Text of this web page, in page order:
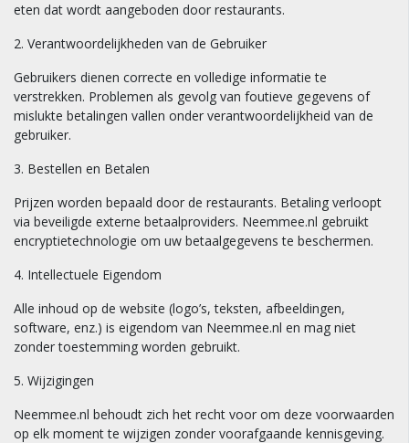
eten dat wordt aangeboden door restaurants.
2. Verantwoordelijkheden van de Gebruiker
Gebruikers dienen correcte en volledige informatie te
verstrekken. Problemen als gevolg van foutieve gegevens of
mislukte betalingen vallen onder verantwoordelijkheid van de
gebruiker.
3. Bestellen en Betalen
Prijzen worden bepaald door de restaurants. Betaling verloopt
via beveiligde externe betaalproviders. Neemmee.nl gebruikt
encryptietechnologie om uw betaalgegevens te beschermen.
4. Intellectuele Eigendom
Alle inhoud op de website (logo’s, teksten, afbeeldingen,
software, enz.) is eigendom van Neemmee.nl en mag niet
zonder toestemming worden gebruikt.
5. Wijzigingen
Neemmee.nl behoudt zich het recht voor om deze voorwaarden
op elk moment te wijzigen zonder voorafgaande kennisgeving.